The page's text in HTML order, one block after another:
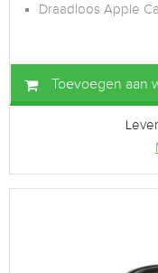
Draadloos Apple
Toevoegen aan